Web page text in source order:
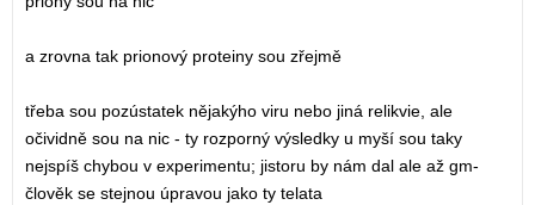
a zrovna tak prionový proteiny sou zřejmě
třeba sou pozústatek nějakýho viru nebo jiná relikvie, ale
očividně sou na nic - ty rozporný výsledky u myší sou taky
nejspíš chybou v experimentu; jistoru by nám dal ale až gm-
člověk se stejnou úpravou jako ty telata